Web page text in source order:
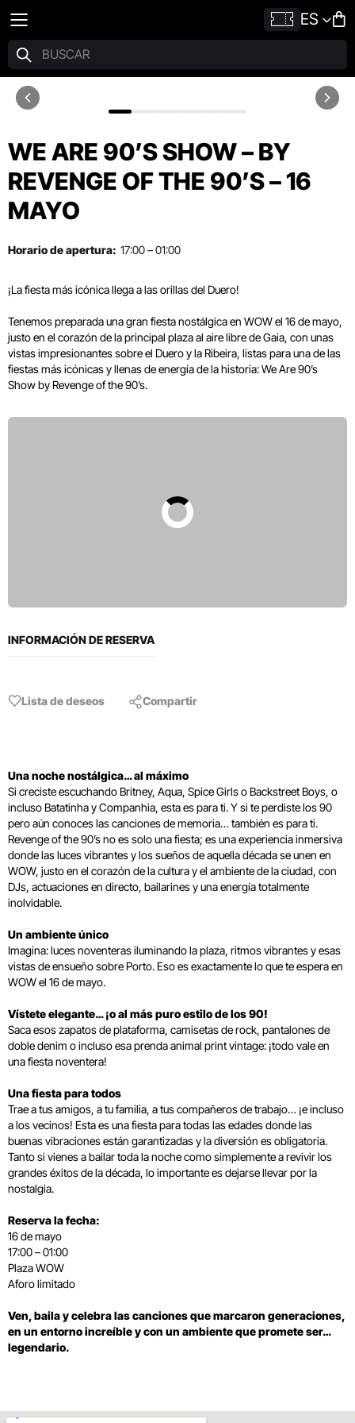
ES
WE ARE 90’S SHOW – BY
REVENGE OF THE 90’S – 16
MAYO
Horario de apertura: 17:00 – 01:00
¡La fiesta más icónica llega a las orillas del Duero!
Tenemos preparada una gran fiesta nostálgica en WOW el 16 de mayo,
justo en el corazón de la principal plaza al aire libre de Gaia, con unas
vistas impresionantes sobre el Duero y la Ribeira, listas para una de las
fiestas más icónicas y llenas de energía de la historia: We Are 90’s
Show by Revenge of the 90’s.
INFORMACIÓN DE RESERVA
Lista de deseos Compartir
Una noche nostálgica… al máximo
Si creciste escuchando Britney, Aqua, Spice Girls o Backstreet Boys, o
incluso Batatinha y Companhia, esta es para ti. Y si te perdiste los 90
pero aún conoces las canciones de memoria… también es para ti.
Revenge of the 90’s no es solo una fiesta; es una experiencia inmersiva
donde las luces vibrantes y los sueños de aquella década se unen en
WOW, justo en el corazón de la cultura y el ambiente de la ciudad, con
DJs, actuaciones en directo, bailarines y una energía totalmente
inolvidable.
Un ambiente único
Imagina: luces noventeras iluminando la plaza, ritmos vibrantes y esas
vistas de ensueño sobre Porto. Eso es exactamente lo que te espera en
WOW el 16 de mayo.
Vístete elegante… ¡o al más puro estilo de los 90!
Saca esos zapatos de plataforma, camisetas de rock, pantalones de
doble denim o incluso esa prenda animal print vintage: ¡todo vale en
una fiesta noventera!
Una fiesta para todos
Trae a tus amigos, a tu familia, a tus compañeros de trabajo… ¡e incluso
a los vecinos! Esta es una fiesta para todas las edades donde las
buenas vibraciones están garantizadas y la diversión es obligatoria.
Tanto si vienes a bailar toda la noche como simplemente a revivir los
grandes éxitos de la década, lo importante es dejarse llevar por la
nostalgia.
Reserva la fecha:
16 de mayo
17:00 – 01:00
Plaza WOW
Aforo limitado
Ven, baila y celebra las canciones que marcaron generaciones,
en un entorno increíble y con un ambiente que promete ser…
legendario.